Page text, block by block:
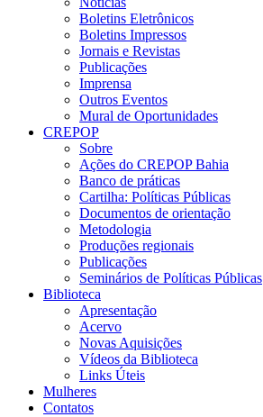
Boletins Eletrônicos
Boletins Impressos
Jornais e Revistas
Publicações
Imprensa
Outros Eventos
Mural de Oportunidades
CREPOP
Sobre
Ações do CREPOP Bahia
Banco de práticas
Cartilha: Políticas Públicas
Documentos de orientação
Metodologia
Produções regionais
Publicações
Seminários de Políticas Públicas
Biblioteca
Apresentação
Acervo
Novas Aquisições
Vídeos da Biblioteca
Links Úteis
Mulheres
Contatos